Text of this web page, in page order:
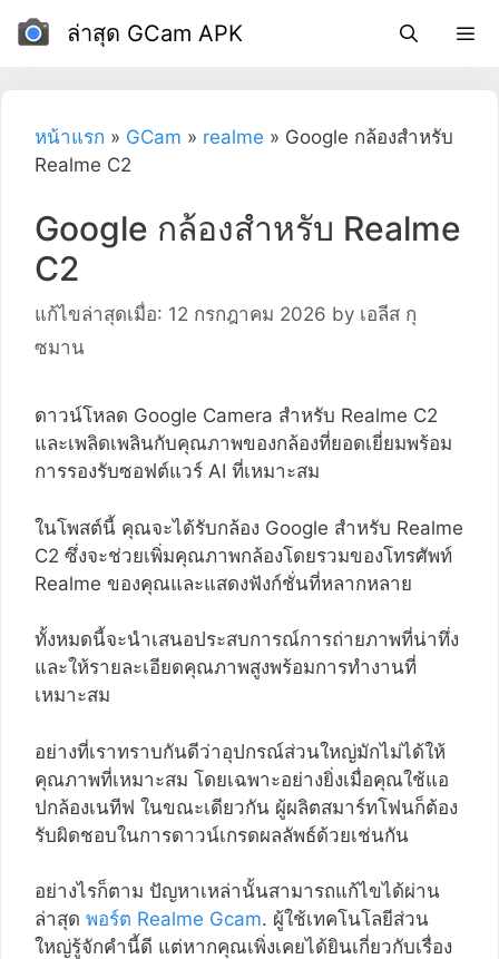
ข้าม
ไป
ล่าสุด GCam APK
หน้าแรก » GCam » realme » Google กล้องสำหรับ
Realme C2
Google กล้องสำหรับ Realme
C2
แก้ไขล่าสุดเมื่อ: 12 กรกฎาคม 2026 by เอลีส กุ
ซมาน
ดาวน์โหลด Google Camera สำหรับ Realme C2
และเพลิดเพลินกับคุณภาพของกล้องที่ยอดเยี่ยมพร้อม
การรองรับซอฟต์แวร์ AI ที่เหมาะสม
ในโพสต์นี้ คุณจะได้รับกล้อง Google สำหรับ Realme
C2 ซึ่งจะช่วยเพิ่มคุณภาพกล้องโดยรวมของโทรศัพท์
Realme ของคุณและแสดงฟังก์ชั่นที่หลากหลาย
ทั้งหมดนี้จะนำเสนอประสบการณ์การถ่ายภาพที่น่าทึ่ง
และให้รายละเอียดคุณภาพสูงพร้อมการทำงานที่
เหมาะสม
อย่างที่เราทราบกันดีว่าอุปกรณ์ส่วนใหญ่มักไม่ได้ให้
คุณภาพที่เหมาะสม โดยเฉพาะอย่างยิ่งเมื่อคุณใช้แอ
ปกล้องเนทีฟ ในขณะเดียวกัน ผู้ผลิตสมาร์ทโฟนก็ต้อง
รับผิดชอบในการดาวน์เกรดผลลัพธ์ด้วยเช่นกัน
อย่างไรก็ตาม ปัญหาเหล่านั้นสามารถแก้ไขได้ผ่าน
ล่าสุด พอร์ต Realme Gcam. ผู้ใช้เทคโนโลยีส่วน
ใหญ่รู้จักคำนี้ดี แต่หากคุณเพิ่งเคยได้ยินเกี่ยวกับเรื่อง